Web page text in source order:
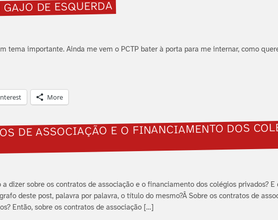
DE ESQUERDA
tema importante. Ainda me vem o PCTP bater à porta para me internar, como
More
DE ASSOCIAÇÃO E O FINANCIAMENTO DOS
dizer sobre os contratos de associação e o financiamento dos colégios privados? E
deste post, palavra por palavra, o tí­tulo do mesmo?Â Sobre os contratos de
Então, sobre os contratos de associação […]